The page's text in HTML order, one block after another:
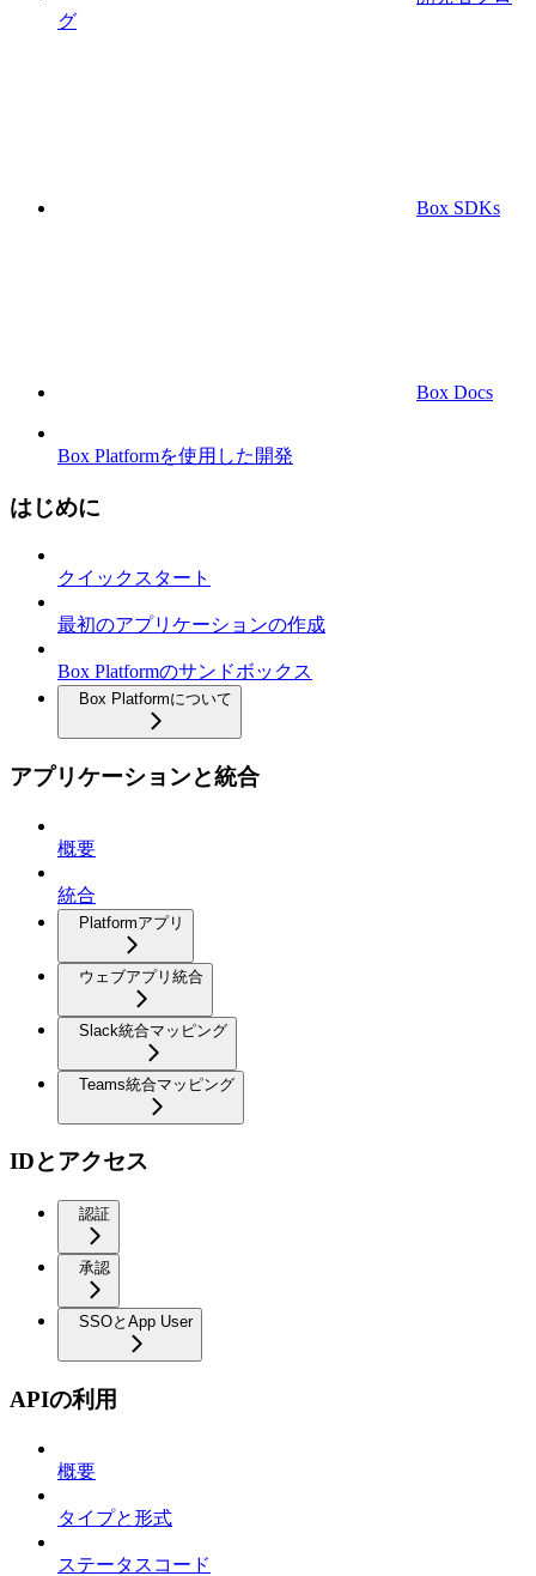
グ
Box SDKs
Box Docs
Box Platformを使用した開発
はじめに
クイックスタート
最初のアプリケーションの作成
Box Platformのサンドボックス
Box Platformについて
アプリケーションと統合
概要
統合
Platformアプリ
ウェブアプリ統合
Slack統合マッピング
Teams統合マッピング
IDとアクセス
認証
承認
SSOとApp User
APIの利用
概要
タイプと形式
ステータスコード